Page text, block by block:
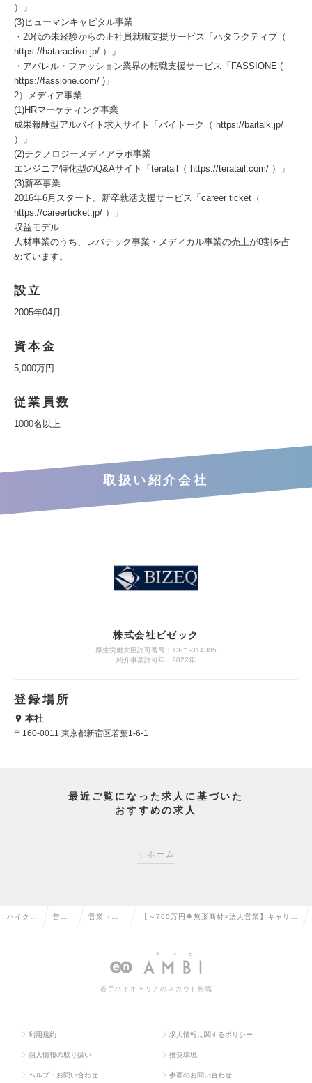
）」
(3)ヒューマンキャピタル事業
・20代の未経験からの正社員就職支援サービス「ハタラクティブ（
https://hataractive.jp/ ）」
・アパレル・ファッション業界の転職支援サービス「FASSIONE (
https://fassione.com/ )」
2）メディア事業
(1)HRマーケティング事業
成果報酬型アルバイト求人サイト「バイトーク（ https://baitalk.jp/
）」
(2)テクノロジーメディアラボ事業
エンジニア特化型のQ&Aサイト「teratail（ https://teratail.com/ ）」
(3)新卒事業
2016年6月スタート。新卒就活支援サービス「career ticket（
https://careerticket.jp/ ）」
収益モデル
人材事業のうち、レバテック事業・メディカル事業の売上が8割を占
めています。
設立
2005年04月
資本金
5,000万円
従業員数
1000名以上
取扱い紹介会社
株式会社ビゼック
厚生労働大臣許可番号：13-ユ-314305
紹介事業許可年：2022年
登録場所
本社
〒160-0011 東京都新宿区若葉1-6-1
最近ご覧になった求人に基づいた
おすすめの求人
ホーム
ハイクラ 営業 営業（法 【～700万円🔶無形商材×法人営業】キャリア
の求人情報
若手ハイキャリアのスカウト転職
利用規約 求人情報に関するポリシー
個人情報の取り扱い 推奨環境
ヘルプ・お問い合わせ 参画のお問い合わせ